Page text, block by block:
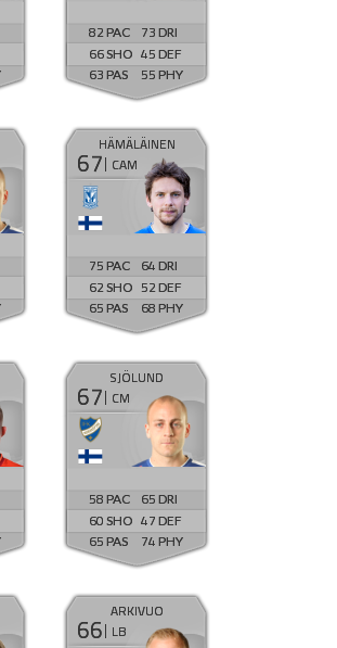
82
66
63
73
45
55
67 CAM
HÄMÄLÄINEN
75
62
65
64
52
68
67 CM
SJÖLUND
58
60
65
65
47
74
66 LB
ARKIVUO